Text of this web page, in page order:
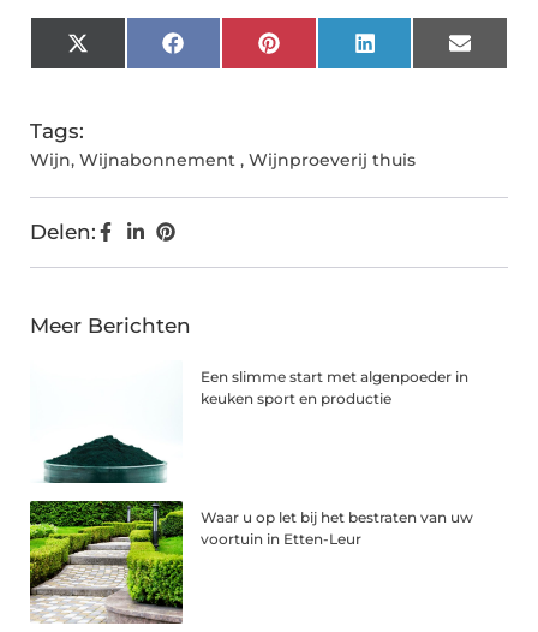
X
(Twitter)
FacebookPinterestLinkedInEmail
Tags:
Wijn, Wijnabonnement , Wijnproeverij thuis
Delen:
Meer Berichten
Een slimme start met algenpoeder in
keuken sport en productie
Waar u op let bij het bestraten van uw
voortuin in Etten-Leur